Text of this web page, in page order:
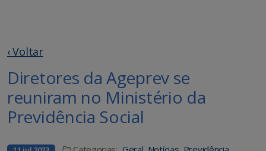
‹ Voltar
Diretores da Ageprev se
reuniram no Ministério da
Previdência Social